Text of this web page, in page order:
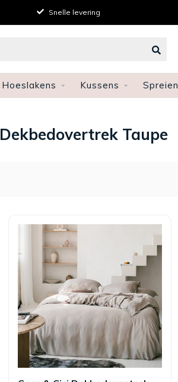
Achteraf betalen
Hoeslakens Kussens Spreien
Dekbedovertrek Taupe